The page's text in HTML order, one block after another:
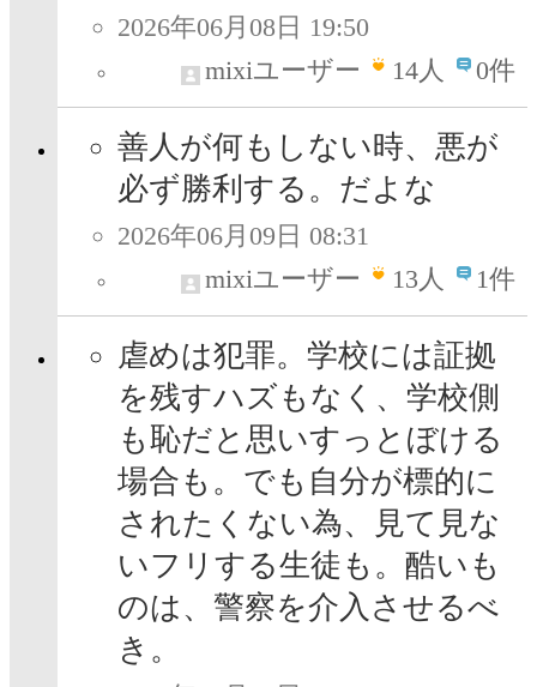
2026年06月08日 19:50
mixiユーザー
14人 0件
善人が何もしない時、悪が
必ず勝利する。だよな
2026年06月09日 08:31
mixiユーザー
13人 1件
虐めは犯罪。学校には証拠
を残すハズもなく、学校側
も恥だと思いすっとぼける
場合も。でも自分が標的に
されたくない為、見て見な
いフリする生徒も。酷いも
のは、警察を介入させるべ
き。